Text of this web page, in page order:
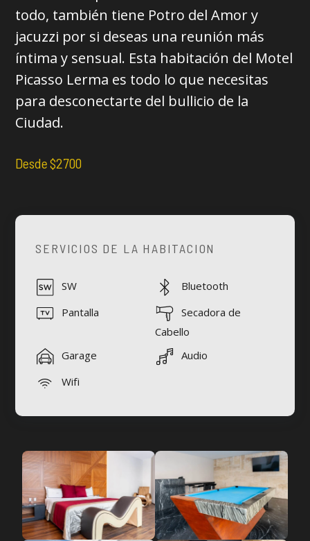
todo, también tiene Potro del Amor y
jacuzzi por si deseas una reunión más
íntima y sensual. Esta habitación del Motel
Picasso Lerma es todo lo que necesitas
para desconectarte del bullicio de la
Ciudad.
Desde $2700
SERVICIOS DE LA HABITACION
SW
Bluetooth
Pantalla
Secadora de
Cabello
Garage
Audio
Wifi